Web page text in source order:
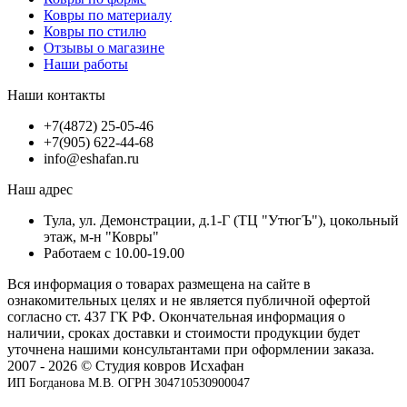
Ковры по материалу
Ковры по стилю
Отзывы о магазине
Наши работы
Наши контакты
+7(4872) 25-05-46
+7(905) 622-44-68
info@eshafan.ru
Наш адрес
Тула, ул. Демонстрации, д.1-Г (ТЦ "УтюгЪ"), цокольный
этаж, м-н "Ковры"
Работаем с 10.00-19.00
Вся информация о товарах размещена на сайте в
ознакомительных целях и не является публичной офертой
согласно ст. 437 ГК РФ. Окончательная информация о
наличии, сроках доставки и стоимости продукции будет
уточнена нашими консультантами при оформлении заказа.
2007 - 2026 © Студия ковров Исхафан
ИП Богданова М.В. ОГРН 304710530900047